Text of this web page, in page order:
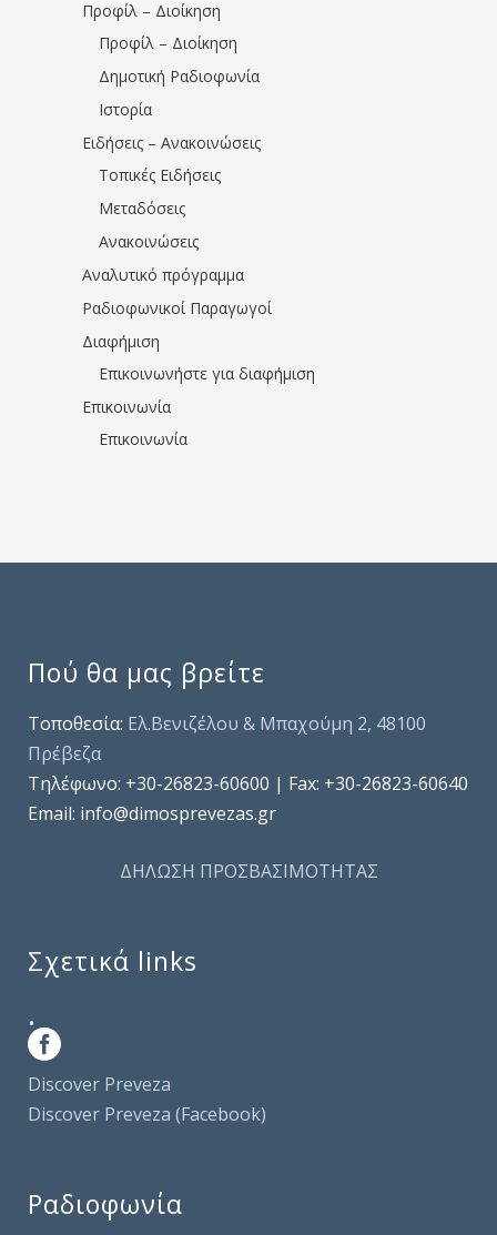
Προφίλ – Διοίκηση
Προφίλ – Διοίκηση
Δημοτική Ραδιοφωνία
Ιστορία
Ειδήσεις – Ανακοινώσεις
Τοπικές Ειδήσεις
Μεταδόσεις
Ανακοινώσεις
Αναλυτικό πρόγραμμα
Ραδιοφωνικοί Παραγωγοί
Διαφήμιση
Επικοινωνήστε για διαφήμιση
Επικοινωνία
Επικοινωνία
Πού θα μας βρείτε
Τοποθεσία: Ελ.Βενιζέλου & Μπαχούμη 2, 48100
Πρέβεζα
Τηλέφωνo: +30-26823-60600 | Fax: +30-26823-60640
Email: info@dimosprevezas.gr
ΔΗΛΩΣΗ ΠΡΟΣΒΑΣΙΜΟΤΗΤΑΣ
Σχετικά links
.
Discover Preveza
Discover Preveza (Facebook)
Ραδιοφωνία